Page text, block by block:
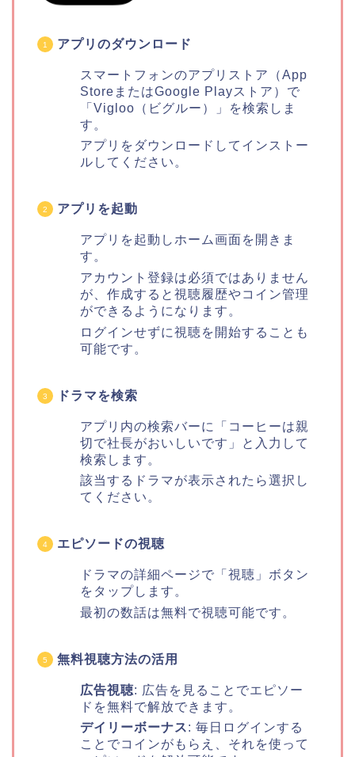
アプリのダウンロード
スマートフォンのアプリストア（App
StoreまたはGoogle Playストア）で
「Vigloo（ビグルー）」を検索しま
す。
アプリをダウンロードしてインストー
ルしてください。
アプリを起動
アプリを起動しホーム画面を開きま
す。
アカウント登録は必須ではありません
が、作成すると視聴履歴やコイン管理
ができるようになります。
ログインせずに視聴を開始することも
可能です。
ドラマを検索
アプリ内の検索バーに「コーヒーは親
切で社長がおいしいです」と入力して
検索します。
該当するドラマが表示されたら選択し
てください。
エピソードの視聴
ドラマの詳細ページで「視聴」ボタン
をタップします。
最初の数話は無料で視聴可能です。
無料視聴方法の活用
広告視聴: 広告を見ることでエピソー
ドを無料で解放できます。
デイリーボーナス: 毎日ログインする
ことでコインがもらえ、それを使って